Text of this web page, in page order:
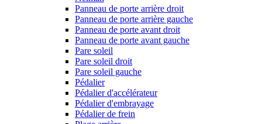
Panneau de porte arrière droit
Panneau de porte arrière gauche
Panneau de porte avant droit
Panneau de porte avant gauche
Pare soleil
Pare soleil droit
Pare soleil gauche
Pédalier
Pédalier d'accélérateur
Pédalier d'embrayage
Pédalier de frein